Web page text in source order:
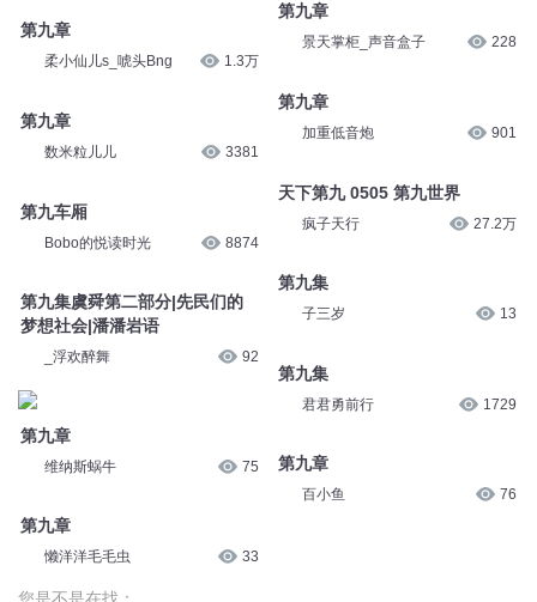
第九章
柔小仙儿s_唬头Bng 1.3万
第九章
数米粒儿儿 3381
第九车厢
Bobo的悦读时光 8874
第九集虞舜第二部分|先民们的
梦想社会|潘潘岩语
_浮欢醉舞 92
第九章
维纳斯蜗牛 75
第九章
懒洋洋毛毛虫 33
第九章
景天掌柜_声音盒子 228
第九章
加重低音炮 901
天下第九 0505 第九世界
疯子天行 27.2万
第九集
子三岁 13
第九集
君君勇前行 1729
第九章
百小鱼 76